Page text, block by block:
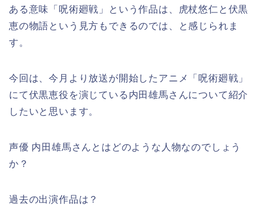
ある意味「呪術廻戦」という作品は、虎杖悠仁と伏黒
恵の物語という見方もできるのでは、と感じられま
す。
今回は、今月より放送が開始したアニメ「呪術廻戦」
にて伏黒恵役を演じている内田雄馬さんについて紹介
したいと思います。
声優 内田雄馬さんとはどのような人物なのでしょう
か？
過去の出演作品は？